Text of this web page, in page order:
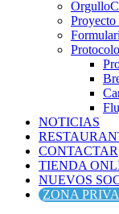
NOTICIAS
CONTACTAR
TIENDA
NUEVOS
ZONA